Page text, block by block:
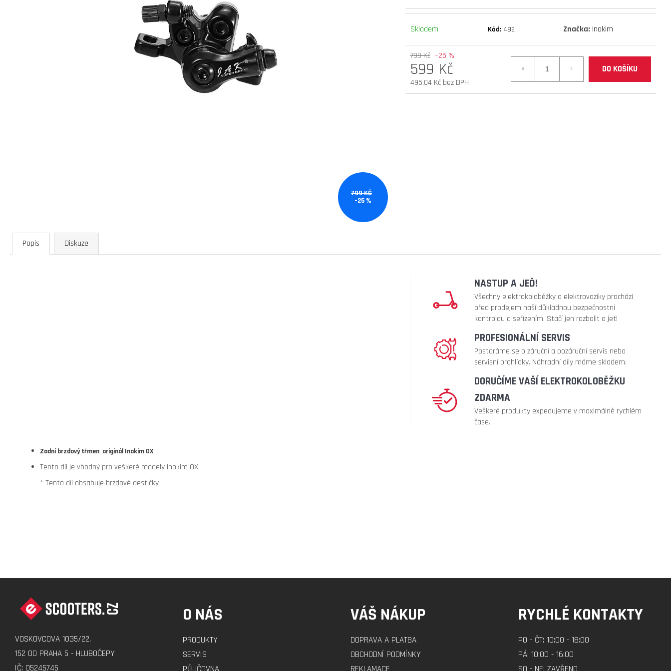
Skladem Kód: 482 Značka: Inokim
799 Kč –25 %
599 Kč
495,04 Kč bez DPH
Měrná
DO KOŠÍKU
799 KČ
–25 %
Popis Diskuze
NASTUP A JEĎ!
Všechny elektrokoloběžky a elektrovozíky prochází
před prodejem naší důkladnou bezpečnostní
kontrolou a seřízením. Stačí jen rozbalit a jet!
PROFESIONÁLNÍ SERVIS
Postaráme se o záruční a pozáruční servis nebo
servisní prohlídky. Náhradní díly máme skladem.
DORUČÍME VAŠÍ ELEKTROKOLOBĚŽKU
ZDARMA
Veškeré produkty expedujeme v maximálně rychlém
čase.
Zadní brzdový třmen originál Inokim OX
Tento díl je vhodný pro veškeré modely Inokim OX
* Tento díl obsahuje brzdové destičky
elektrokoloběžka inokim ox super 23ah lg
elektrokoloběžka inokim oxo super 60v
25,6ah lg
54 900 Kč
Původně:58 990 Kč
elektrokoloběžka mantis 10 eco 800 facelift
v.2 cz edition
33 990 Kč
VOSKOVCOVA 1035/22,
152 00 PRAHA 5 - HLUBOČEPY
IČ: 05245745
O NÁS
PRODUKTY
SERVIS
VÁŠ NÁKUP
DOPRAVA A PLATBA
OBCHODNÍ PODMÍNKY
RYCHLÉ KONTAKTY
PO - ČT: 10:00 - 18:00
PÁ: 10:00 - 16:00